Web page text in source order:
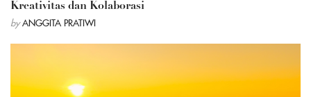
Kreativitas dan Kolaborasi
by ANGGITA PRATIWI